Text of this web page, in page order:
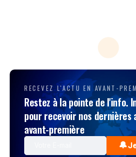
Accueil / Hippisme / Quinté. Le Prix de L’Ile de la Cité à
HIPPISME
Quinté. Le Prix de L’Ile de la
ParisLongchamp ce